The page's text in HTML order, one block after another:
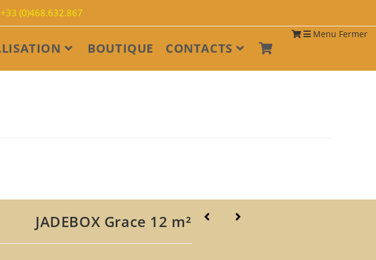
+33 (0)468.632.867
BOUTIQUE CONTACTS
Menu Fermer
JADEBOX Grace 12 m²